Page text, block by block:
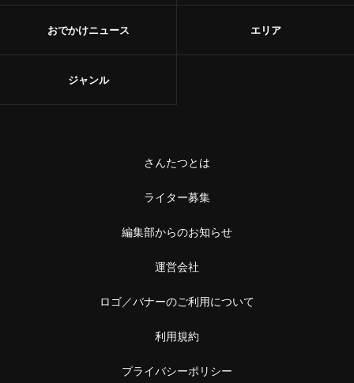
おでかけニュース エリア
ジャンル
さんたつとは
ライター募集
編集部からのお知らせ
運営会社
ロゴ／バナーのご利用について
利用規約
プライバシーポリシー